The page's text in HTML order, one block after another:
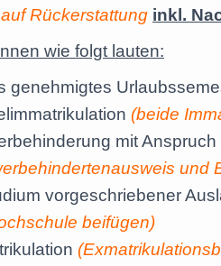
Rückerstattung inkl.
wie folgt lauten:
genehmigtes
(beide
mit
und
vorgeschriebener
beifügen)